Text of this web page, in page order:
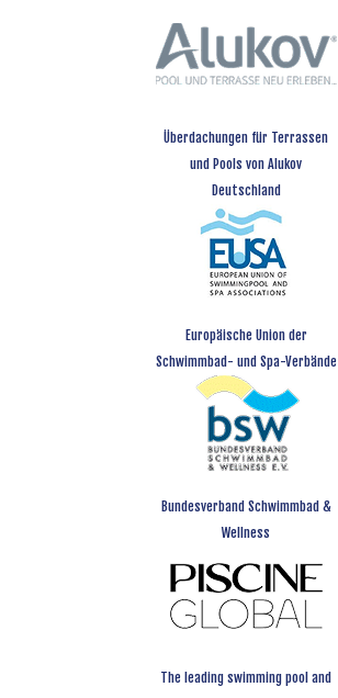
Überdachungen für Terrassen
und Pools von Alukov
Deutschland
Europäische Union der
Schwimmbad- und Spa-Verbände
Bundesverband Schwimmbad &
Wellness
The leading swimming pool and